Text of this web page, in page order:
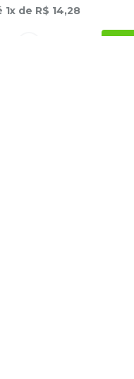
1x de R$ 14,28